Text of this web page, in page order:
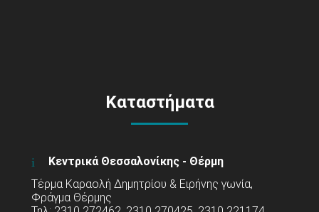
Καταστήματα
Κεντρικά Θεσσαλονίκης - Θέρμη
Τέρμα Καραολή Δημητρίου & Ειρήνης γωνία,
Φράγμα Θέρμης